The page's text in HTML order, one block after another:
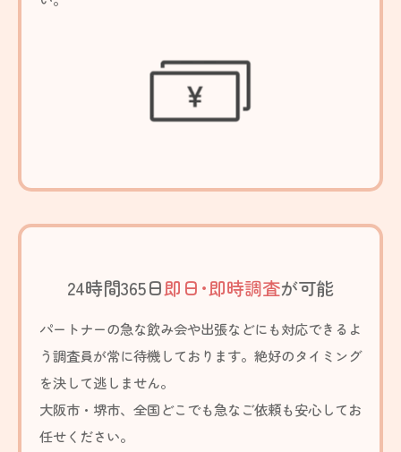
24時間365日即日･即時調査が可能
パートナーの急な飲み会や出張などにも対応できるよ
う調査員が常に待機しております。絶好のタイミング
を決して逃しません。
大阪市・堺市、全国どこでも急なご依頼も安心してお
任せください。